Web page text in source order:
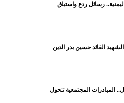
رسائل ردع واستباق
القائد حسين بدر الدين
المبادرات المجتمعية تتحول